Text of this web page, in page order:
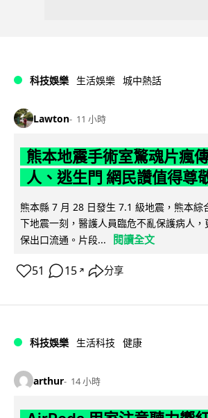
科技娛樂 生活娛樂 城中熱話
Lawton 11 小時
熊本地震手術室驚魂片瘋
人、逃生門 網民讚值得尊
熊本縣 7 月 28 日發生 7.1 級地震，熊本綜
下地震一刻，醫護人員臨危不亂保護病人，
保出口流通。片段...
閱讀全文
51 15 ↗ 分享
科技娛樂 生活科技 健康
arthur 14 小時